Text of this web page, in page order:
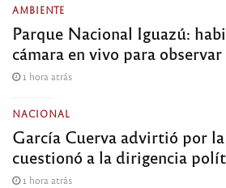
AMBIENTE
Parque Nacional Iguazú:
cámara en vivo para
1 hora atrás
NACIONAL
García Cuerva advirtió por
cuestionó a la dirigencia
1 hora atrás